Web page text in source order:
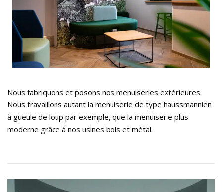
Nous fabriquons et posons nos menuiseries extérieures.
Nous travaillons autant la menuiserie de type haussmannien
à gueule de loup par exemple, que la menuiserie plus
moderne grâce à nos usines bois et métal.